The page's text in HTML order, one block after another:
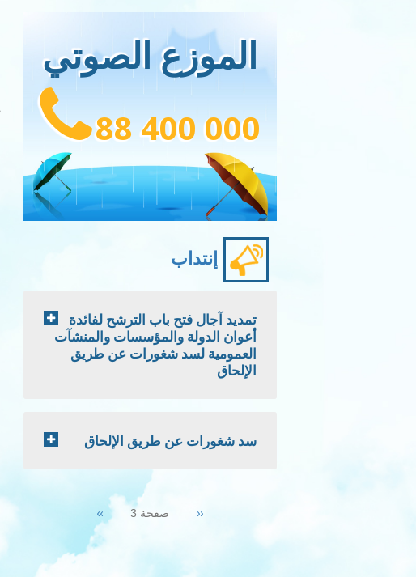
الموزع الصوتي
88 400 000
إنتداب
تمديد آجال فتح باب الترشح لفائدة
أعوان الدولة والمؤسسات والمنشآت
العمومية لسد شغورات عن طريق
الإلحاق
سد شغورات عن طريق الإلحاق
Previous
‹‹ صفحة 3 Next
page
››